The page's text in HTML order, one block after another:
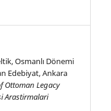
Osmanlı Dönemi
Edebiyat, Ankara
Ottoman Legacy
Arastirmalari